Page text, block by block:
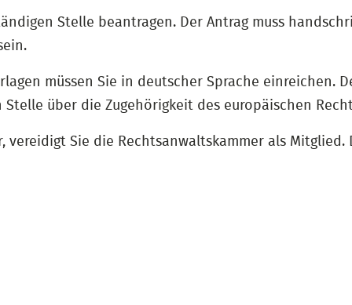
Stelle beantragen. Der Antrag muss
müssen Sie in deutscher Sprache einreichen.
über die Zugehörigkeit des europäischen
vereidigt Sie die Rechtsanwaltskammer als